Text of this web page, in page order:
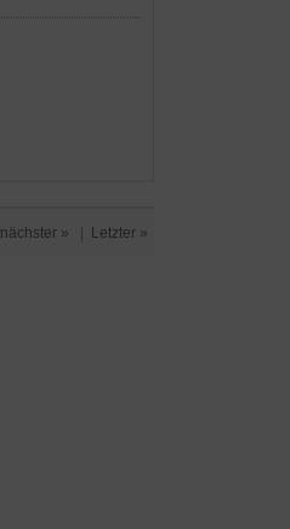
nächster » | Letzter »